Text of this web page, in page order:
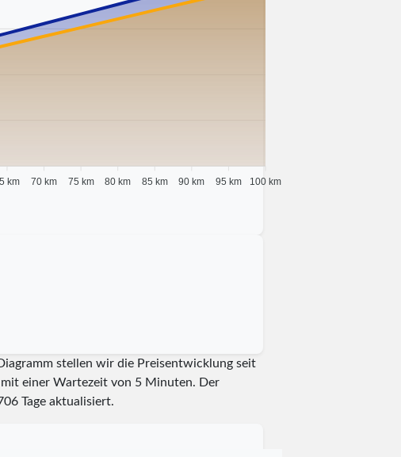
km 70 km 75 km 80 km 85 km 90 km 95 km 100 km
stellen wir die Preisentwicklung seit
einer Wartezeit von 5 Minuten. Der
Tage aktualisiert.